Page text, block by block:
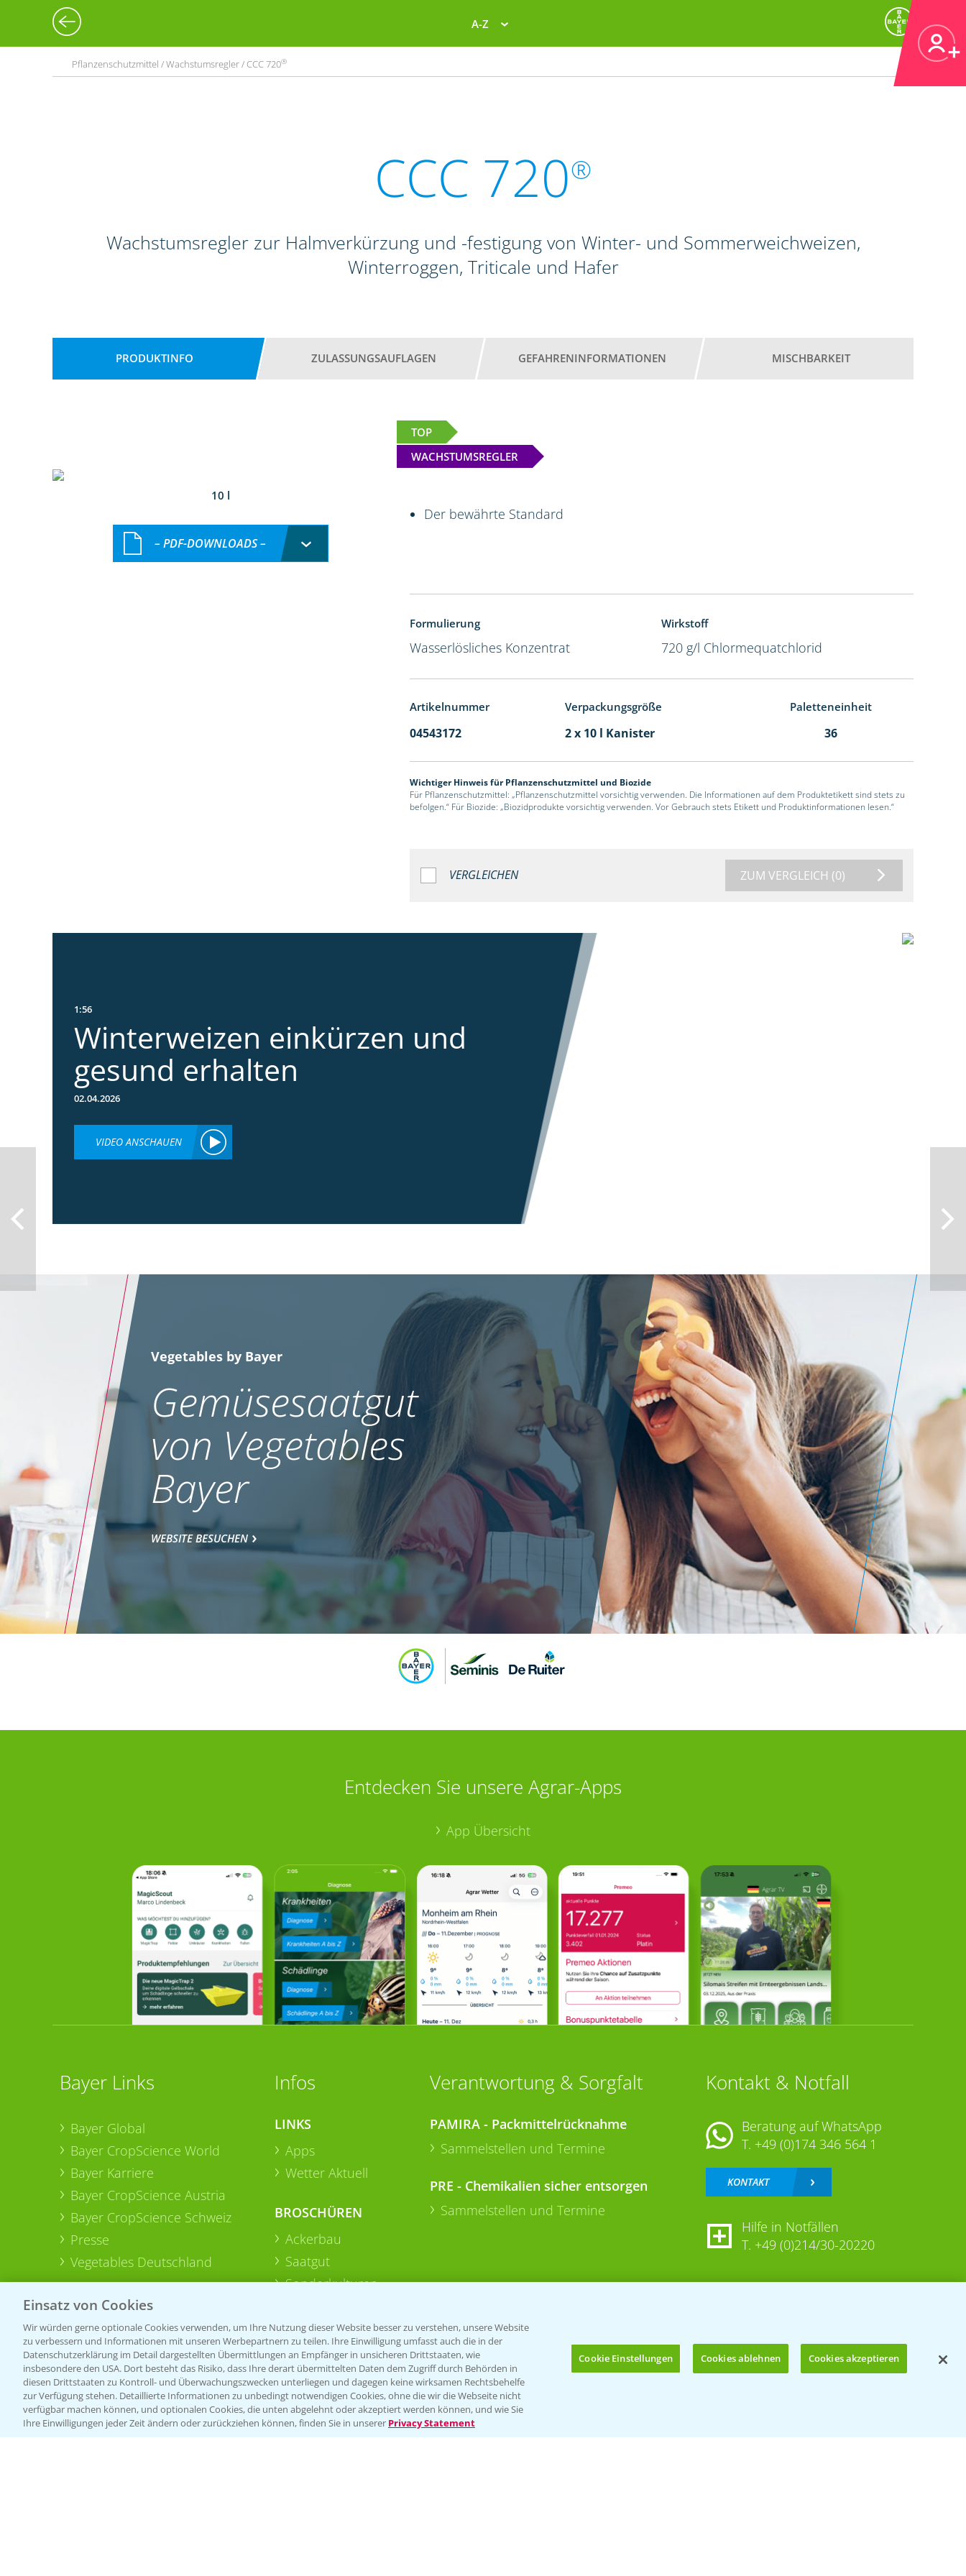
A-Z
Pflanzenschutzmittel / Wachstumsregler / CCC 720®
CCC 720®
Wachstumsregler zur Halmverkürzung und -festigung von Winter- und Sommerweichweizen,
Winterroggen, Triticale und Hafer
PRODUKTINFO ZULASSUNGSAUFLAGEN GEFAHRENINFORMATIONEN MISCHBARKEIT
TOP
WACHSTUMSREGLER
10 l
– PDF-DOWNLOADS –
Der bewährte Standard
Formulierung
Wasserlösliches Konzentrat
Wirkstoff
720 g/l Chlormequatchlorid
Artikelnummer Verpackungsgröße Paletteneinheit
04543172 2 x 10 l Kanister 36
Wichtiger Hinweis für Pflanzenschutzmittel und Biozide
Für Pflanzenschutzmittel: „Pflanzenschutzmittel vorsichtig verwenden. Die Informationen auf dem Produktetikett sind stets zu
befolgen.“ Für Biozide: „Biozidprodukte vorsichtig verwenden. Vor Gebrauch stets Etikett und Produktinformationen lesen.“
VERGLEICHEN ZUM VERGLEICH (0)
1:56
Winterweizen einkürzen und
gesund erhalten
02.04.2026
VIDEO ANSCHAUEN
Bis zu 4 Produkte vergleichen:
Vegetables by Bayer
Gemüsesaatgut
von Vegetables
Bayer
WEBSITE BESUCHEN
Entdecken Sie unsere Agrar-Apps
App Übersicht
Bayer Links
Bayer Global
Bayer CropScience World
Bayer Karriere
Bayer CropScience Austria
Bayer CropScience Schweiz
Presse
Vegetables Deutschland
Infos
LINKS
Apps
Wetter Aktuell
BROSCHÜREN
Ackerbau
Saatgut
Sonderkulturen
Verantwortung & Sorgfalt
PAMIRA - Packmittelrücknahme
Sammelstellen und Termine
PRE - Chemikalien sicher entsorgen
Sammelstellen und Termine
Kontakt & Notfall
Beratung auf WhatsApp
T. +49 (0)174 346 564 1
KONTAKT
Hilfe in Notfällen
T. +49 (0)214/30-20220
Folgen Sie uns
Einsatz von Cookies
Wir würden gerne optionale Cookies verwenden, um Ihre Nutzung dieser Website besser zu verstehen, unsere Website
zu verbessern und Informationen mit unseren Werbepartnern zu teilen. Ihre Einwilligung umfasst auch die in der
Datenschutzerklärung im Detail dargestellten Übermittlungen an Empfänger in unsicheren Drittstaaten, wie
insbesondere den USA. Dort besteht das Risiko, dass Ihre derart übermittelten Daten dem Zugriff durch Behörden in
diesen Drittstaaten zu Kontroll- und Überwachungszwecken unterliegen und dagegen keine wirksamen Rechtsbehelfe
zur Verfügung stehen. Detaillierte Informationen zu unbedingt notwendigen Cookies, ohne die wir die Webseite nicht
verfügbar machen können, und optionalen Cookies, die unten abgelehnt oder akzeptiert werden können, und wie Sie
Ihre Einwilligungen jeder Zeit ändern oder zurückziehen können, finden Sie in unserer Privacy Statement
Cookie Einstellungen Cookies ablehnen Cookies akzeptieren